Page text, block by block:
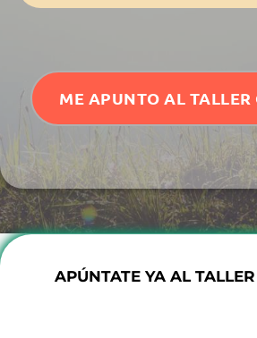
ME APUNTO AL TALLER
APÚNTATE YA AL